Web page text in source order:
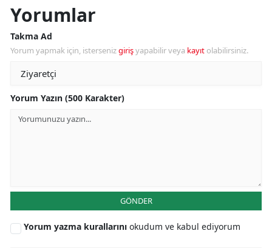
Yorumlar
Takma Ad
Yorum yapmak için, istersenizgirişyapabilir veya kayıt olabilirsiniz.
Yorum Yazın (500 Karakter)
GÖNDER
Yorum yazma kurallarını okudum ve kabul ediyorum